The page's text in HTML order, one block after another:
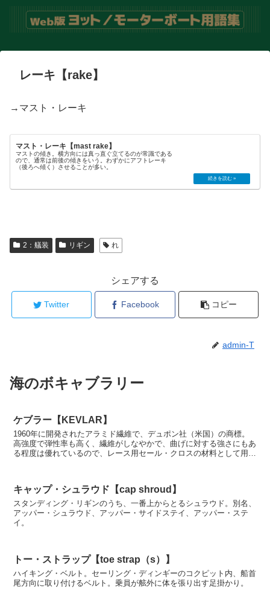
レーキ【rake】
→マスト・レーキ
マスト・レーキ【mast rake】
マストの傾き。横方向には真っ直ぐ立てるのが常識である
ので、通常は前後の傾きをいう。わずかにアフトレーキ
（後ろへ傾く）させることが多い。
2：艤装 リギン れ
シェアする
Twitter Facebook コピー
admin-T
海のボキャブラリー
ケブラー【KEVLAR】
1960年に開発されたアラミド繊維で、デュポン社（米国）の商標。
高強度で弾性率も高く、繊維がしなやかで、曲げに対する強さにもあ
る程度は優れているので、レース用セール・クロスの材料として用い
キャップ・シュラウド【cap shroud】
スタンディング・リギンのうち、一番上からとるシュラウド。別名、
アッパー・シュラウド、アッパー・サイドステイ、アッパー・ステ
イ。
トー・ストラップ【toe strap（s）】
ハイキング・ベルト。セーリング・ディンギーのコクピット内、船首
尾方向に取り付けるベルト。乗員が舷外に体を張り出す足掛かり。